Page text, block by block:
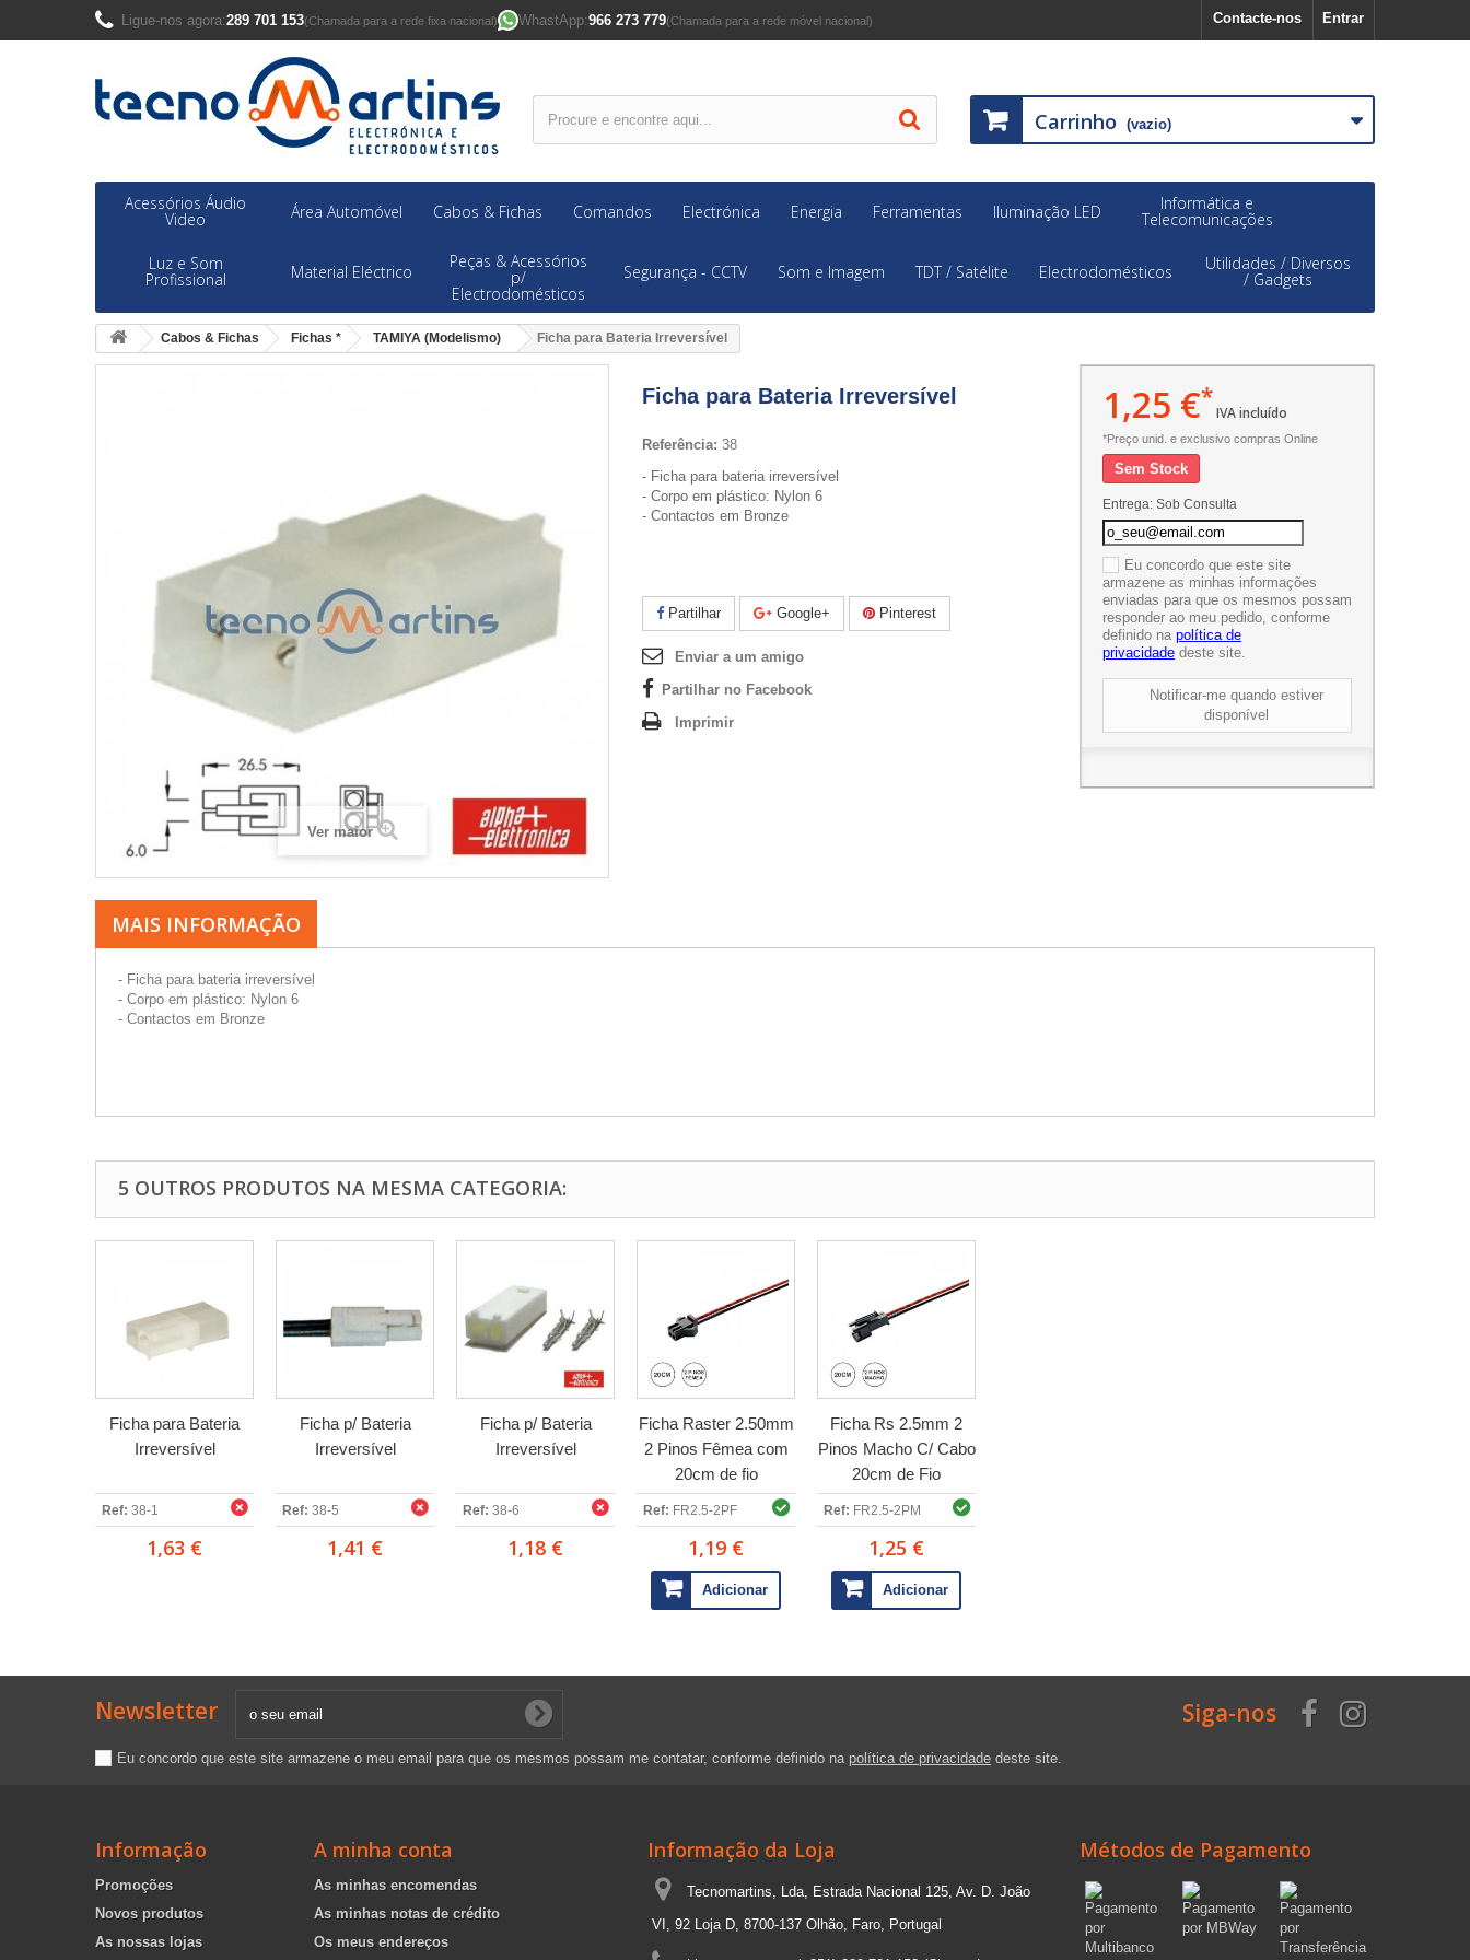
Entrar
Contacte-nos
Ligue-nos agora:289 701 153(Chamada para a rede fixa nacional) WhastApp:966 273 779(Chamada para a rede móvel nacional)
Carrinho (vazio)
Acessórios Áudio
Video Área Automóvel Cabos & Fichas Comandos Electrónica Energia Ferramentas Iluminação LED Informática e
Telecomunicações
Luz e Som
Profissional Material Eléctrico
Peças & Acessórios
p/
Electrodomésticos
Segurança - CCTV Som e Imagem TDT / Satélite Electrodomésticos Utilidades / Diversos
/ Gadgets
Cabos & Fichas Fichas * TAMIYA (Modelismo) Ficha para Bateria Irreversível
Ver maior
Ficha para Bateria Irreversível
Referência: 38
- Ficha para bateria irreversível
- Corpo em plástico: Nylon 6
- Contactos em Bronze
Partilhar Google+ Pinterest
Enviar a um amigo
Partilhar no Facebook
Imprimir
1,25 €*
IVA incluído
*Preço unid. e exclusivo compras Online
Sem Stock
Entrega: Sob Consulta
Eu concordo que este site
armazene as minhas informações
enviadas para que os mesmos possam
responder ao meu pedido, conforme
definido na política de
privacidadedeste site.
Notificar-me quando estiver
disponível
MAIS INFORMAÇÃO
- Ficha para bateria irreversível
- Corpo em plástico: Nylon 6
- Contactos em Bronze
5 OUTROS PRODUTOS NA MESMA CATEGORIA:
Ficha para Bateria
Irreversível
Ref: 38-1
1,63 €
Ficha p/ Bateria
Irreversível
Ref: 38-5
1,41 €
Ficha p/ Bateria
Irreversível
Ref: 38-6
1,18 €
Ficha Raster 2.50mm
2 Pinos Fêmea com
20cm de fio
Ref: FR2.5-2PF
1,19 €
Adicionar
Ficha Rs 2.5mm 2
Pinos Macho C/ Cabo
20cm de Fio
Ref: FR2.5-2PM
1,25 €
Adicionar
Newsletter
Eu concordo que este site armazene o meu email para que os mesmos possam me contatar, conforme definido na política de privacidade deste site.
Siga-nos
Informação
Promoções
Novos produtos
As nossas lojas
A minha conta
As minhas encomendas
As minhas notas de crédito
Os meus endereços
Informação da Loja
Tecnomartins, Lda, Estrada Nacional 125, Av. D. João
VI, 92 Loja D, 8700-137 Olhão, Faro, Portugal
Métodos de Pagamento